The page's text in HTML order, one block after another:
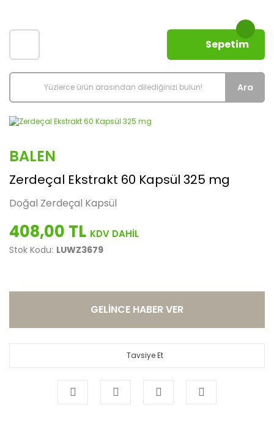
Ara
Sepetim
BALEN
Zerdeçal Ekstrakt 60 Kapsül 325 mg
Doğal Zerdeçal Kapsül
408,00 TL
Stok Kodu: LUWZ3679
GELİNCE HABER VER
Tavsiye Et